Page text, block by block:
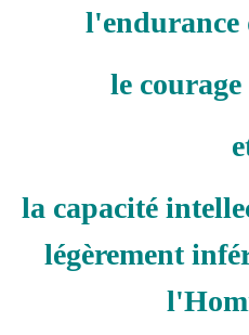
l'endurance
le
la capacité
légèrement